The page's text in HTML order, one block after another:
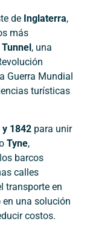
de Inglaterra,
más
, una
Guerra Mundial
turísticas
y 1842 para unir
Tyne,
barcos
calles
transporte en
en una solución
costos.